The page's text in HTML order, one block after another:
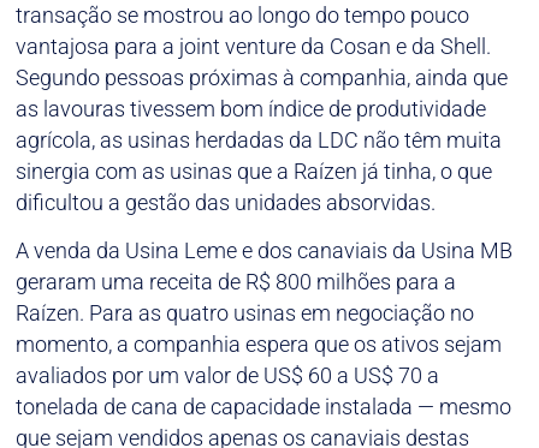
transação se mostrou ao longo do tempo pouco
vantajosa para a joint venture da Cosan e da Shell.
Segundo pessoas próximas à companhia, ainda que
as lavouras tivessem bom índice de produtividade
agrícola, as usinas herdadas da LDC não têm muita
sinergia com as usinas que a Raízen já tinha, o que
dificultou a gestão das unidades absorvidas.
A venda da Usina Leme e dos canaviais da Usina MB
geraram uma receita de R$ 800 milhões para a
Raízen. Para as quatro usinas em negociação no
momento, a companhia espera que os ativos sejam
avaliados por um valor de US$ 60 a US$ 70 a
tonelada de cana de capacidade instalada — mesmo
que sejam vendidos apenas os canaviais destas